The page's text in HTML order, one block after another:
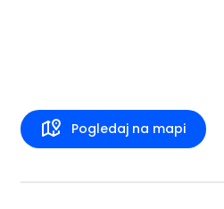
Pogledaj na mapi